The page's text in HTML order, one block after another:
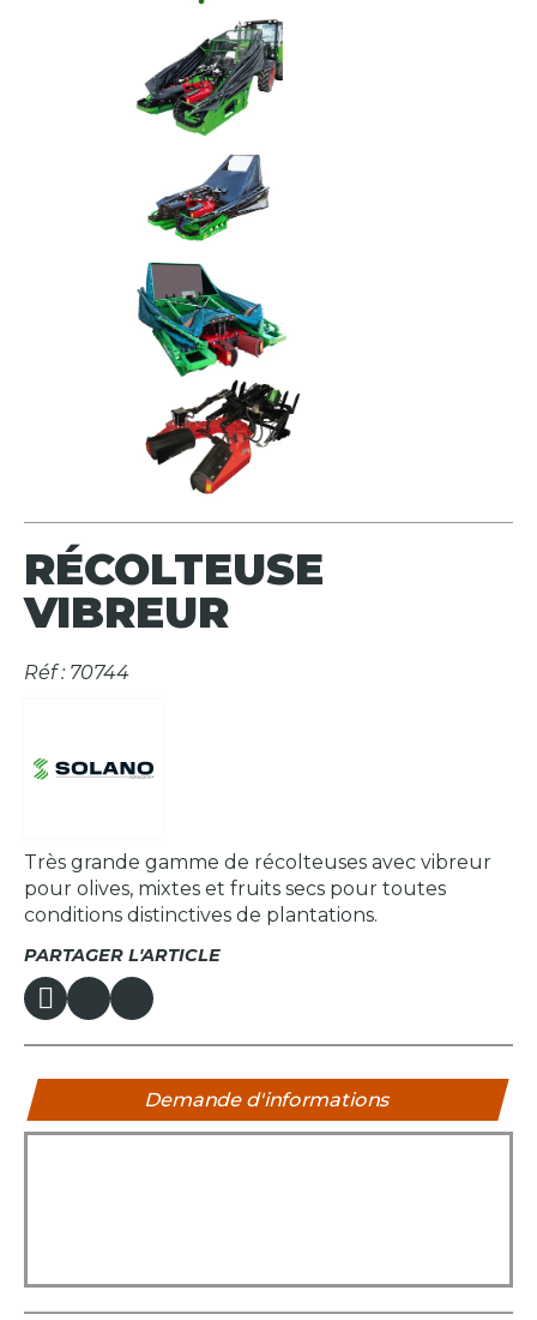
RÉCOLTEUSE
VIBREUR
Réf : 70744
PARTAGER L'ARTICLE
Très grande gamme de récolteuses avec vibreur
pour olives, mixtes et fruits secs pour toutes
conditions distinctives de plantations.
Demande d'informations